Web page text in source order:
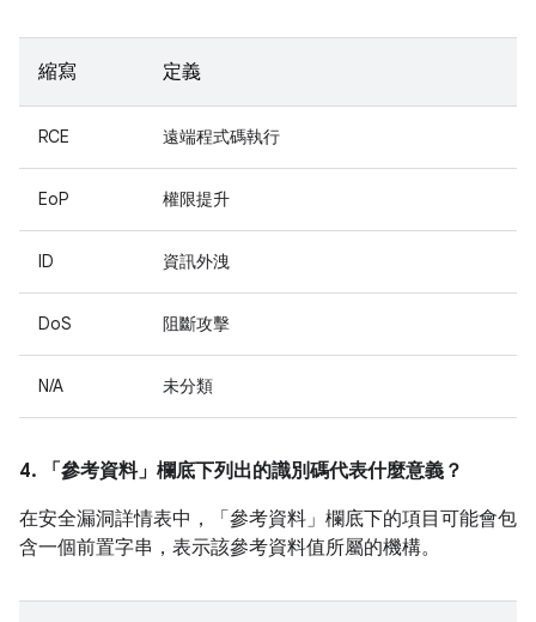
縮寫 定義
RCE 遠端程式碼執行
EoP 權限提升
ID 資訊外洩
DoS 阻斷攻擊
N/A 未分類
4. 「參考資料」 欄底下列出的識別碼代表什麼意義？
在安全漏洞詳情表中，「參考資料」 欄底下的項目可能會包
含一個前置字串，表示該參考資料值所屬的機構。